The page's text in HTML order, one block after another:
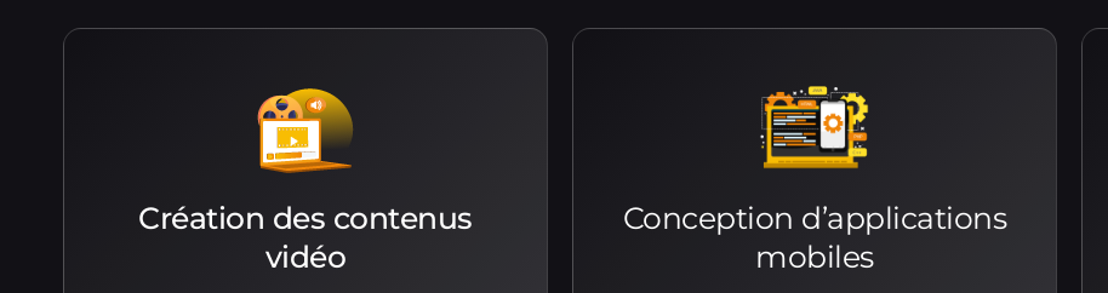
Création des contenus
vidéo
Conception d’applications
mobiles